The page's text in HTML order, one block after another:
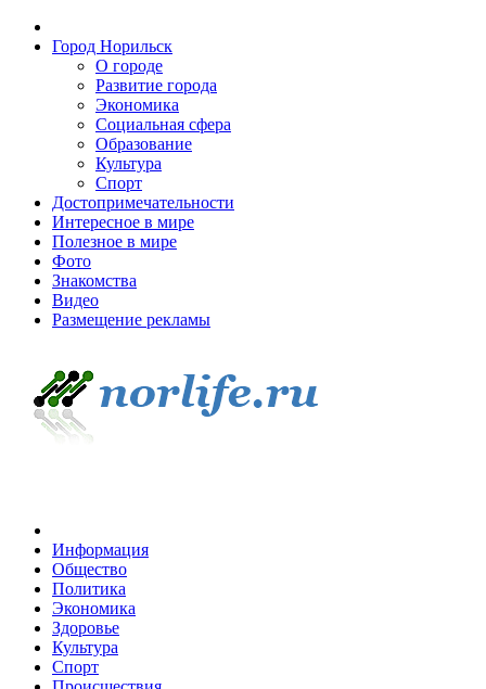
Город Норильск
О городе
Развитие города
Экономика
Социальная сфера
Образование
Культура
Спорт
Достопримечательности
Интересное в мире
Полезное в мире
Фото
Знакомства
Видео
Размещение рекламы
Информация
Общество
Политика
Экономика
Здоровье
Культура
Спорт